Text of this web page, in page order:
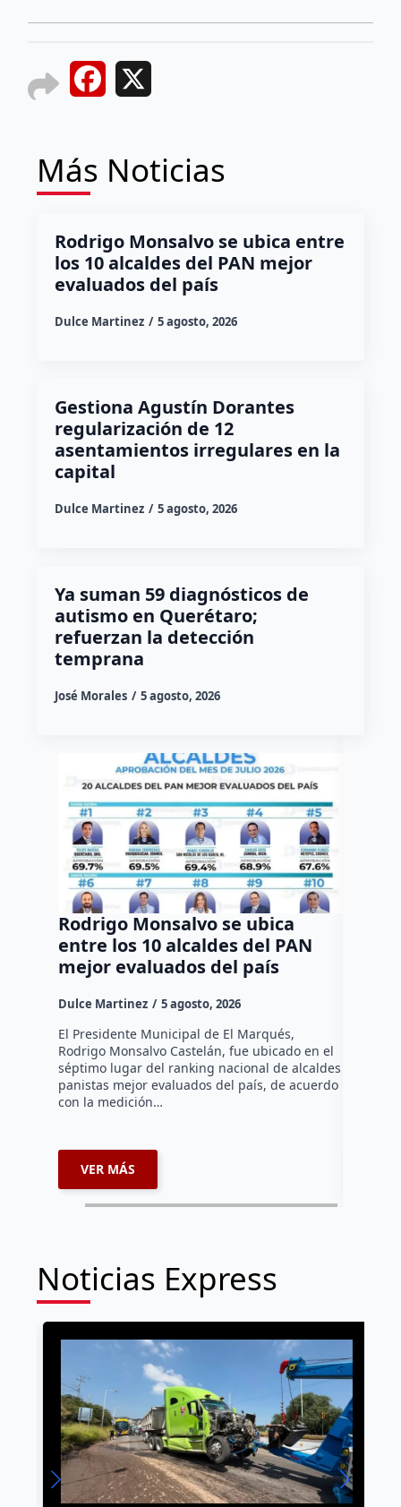
Facebook
Más Noticias
Rodrigo Monsalvo se ubica entre
los 10 alcaldes del PAN mejor
evaluados del país
Dulce Martinez 5 agosto, 2026
Gestiona Agustín Dorantes
regularización de 12
asentamientos irregulares en la
capital
Dulce Martinez 5 agosto, 2026
Ya suman 59 diagnósticos de
autismo en Querétaro;
refuerzan la detección
temprana
José Morales 5 agosto, 2026
Rodrigo Monsalvo se ubica
entre los 10 alcaldes del PAN
mejor evaluados del país
Dulce Martinez 5 agosto, 2026
El Presidente Municipal de El Marqués,
Rodrigo Monsalvo Castelán, fue ubicado en el
séptimo lugar del ranking nacional de alcaldes
panistas mejor evaluados del país, de acuerdo
con la medición…
VER MÁS
Noticias Express